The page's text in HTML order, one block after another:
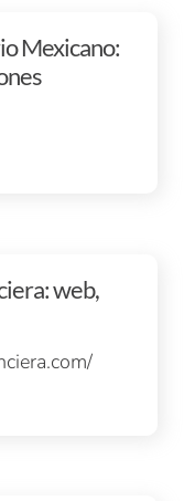
Mexicano:
web,